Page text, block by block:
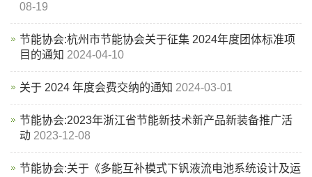
08-19
节能协会:杭州市节能协会关于征集 2024年度团体标准项
目的通知 2024-04-10
关于 2024 年度会费交纳的通知 2024-03-01
节能协会:2023年浙江省节能新技术新产品新装备推广活
动 2023-12-08
节能协会:关于《多能互补模式下钒液流电池系统设计及运